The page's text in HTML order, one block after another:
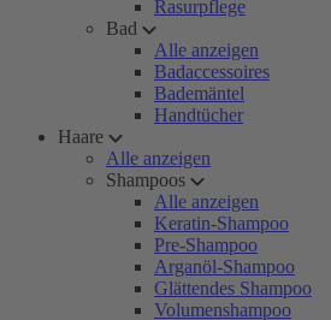
Rasurpflege
Bad
Alle anzeigen
Badaccessoires
Bademäntel
Handtücher
Haare
Alle anzeigen
Shampoos
Alle anzeigen
Keratin-Shampoo
Pre-Shampoo
Arganöl-Shampoo
Glättendes Shampoo
Volumenshampoo